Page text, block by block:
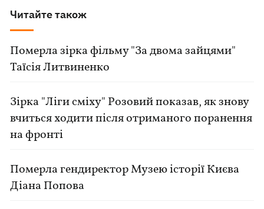
Читайте також
Померла зірка фільму "За двома зайцями"
Таїсія Литвиненко
Зірка "Ліги сміху" Розовий показав, як знову
вчиться ходити після отриманого поранення
на фронті
Померла гендиректор Музею історії Києва
Діана Попова